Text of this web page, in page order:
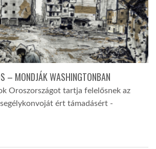
– MONDJÁK WASHINGTONBAN
Oroszországot tartja felelősnek az
ért támadásért -